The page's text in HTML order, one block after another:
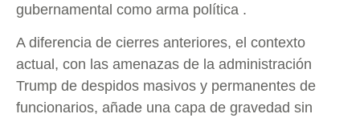
gubernamental como arma política .
A diferencia de cierres anteriores, el contexto
actual, con las amenazas de la administración
Trump de despidos masivos y permanentes de
funcionarios, añade una capa de gravedad sin